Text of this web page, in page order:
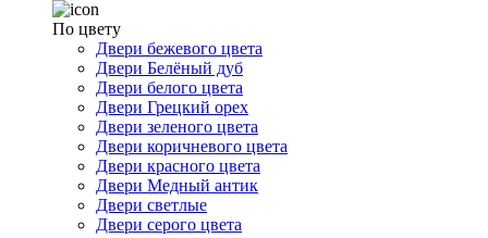
По цвету
Двери бежевого цвета
Двери Белёный дуб
Двери белого цвета
Двери Грецкий орех
Двери зеленого цвета
Двери коричневого цвета
Двери красного цвета
Двери Медный антик
Двери светлые
Двери серого цвета